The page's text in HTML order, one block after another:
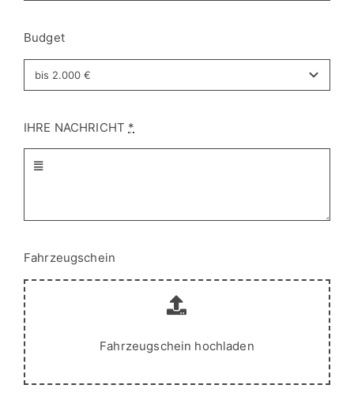
Budget
IHRE NACHRICHT *
Fahrzeugschein
Fahrzeugschein hochladen